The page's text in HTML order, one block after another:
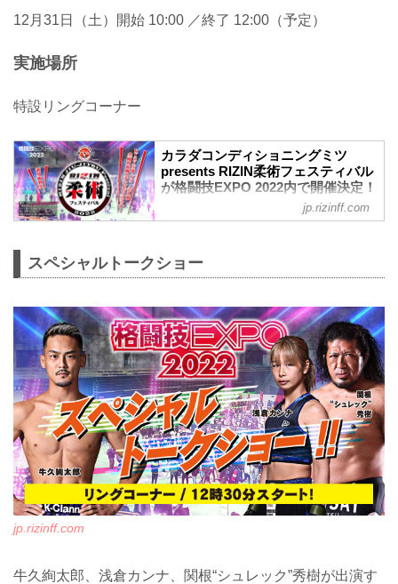
12月31日（土）開始 10:00 ／終了 12:00（予定）
実施場所
特設リングコーナー
カラダコンディショニングミツ
presents RIZIN柔術フェスティバル
が格闘技EXPO 2022内で開催決定！
- RIZIN FIGHTING FEDERATION
オフィシャルサイト
ナのコミュニティアリーナで行われる
『格闘技EXPO 2022』内で、カラダコン
フェスティバルが開催されることが決定
したぞ！
会場内に設置される特設リングコーナー
で、護身術教室やRIZINファイターやお笑
い芸人が参加するエキシビジョンマッチ
を実施予定！
格闘技EXPO 2022は入場無料！柔術に興
味のある方もない方も楽しめること間違
いなしのRIZIN柔術フェスティバルを、み
んなで見に行こう！
カラダコ...
jp.rizinff.com
スペシャルトークショー
jp.rizinff.com
牛久絢太郎、浅倉カンナ、関根“シュレック”秀樹が出演す